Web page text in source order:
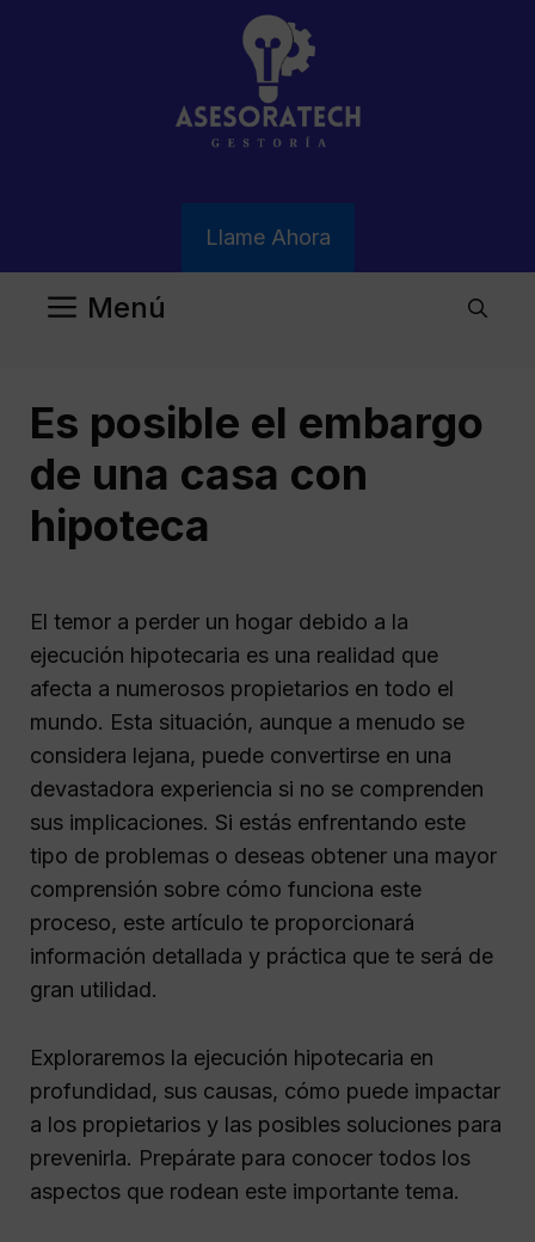
Llame Ahora
Menú
Es posible el embargo
de una casa con
hipoteca
El temor a perder un hogar debido a la
ejecución hipotecaria es una realidad que
afecta a numerosos propietarios en todo el
mundo. Esta situación, aunque a menudo se
considera lejana, puede convertirse en una
devastadora experiencia si no se comprenden
sus implicaciones. Si estás enfrentando este
tipo de problemas o deseas obtener una mayor
comprensión sobre cómo funciona este
proceso, este artículo te proporcionará
información detallada y práctica que te será de
gran utilidad.
Exploraremos la ejecución hipotecaria en
profundidad, sus causas, cómo puede impactar
a los propietarios y las posibles soluciones para
prevenirla. Prepárate para conocer todos los
aspectos que rodean este importante tema.